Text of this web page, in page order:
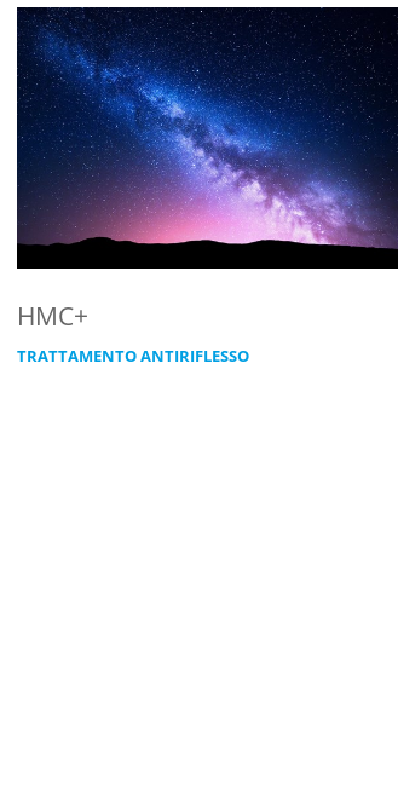
HMC+
TRATTAMENTO ANTIRIFLESSO